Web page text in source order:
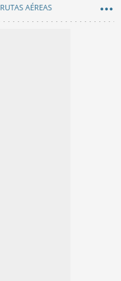
RUTAS AÉREAS